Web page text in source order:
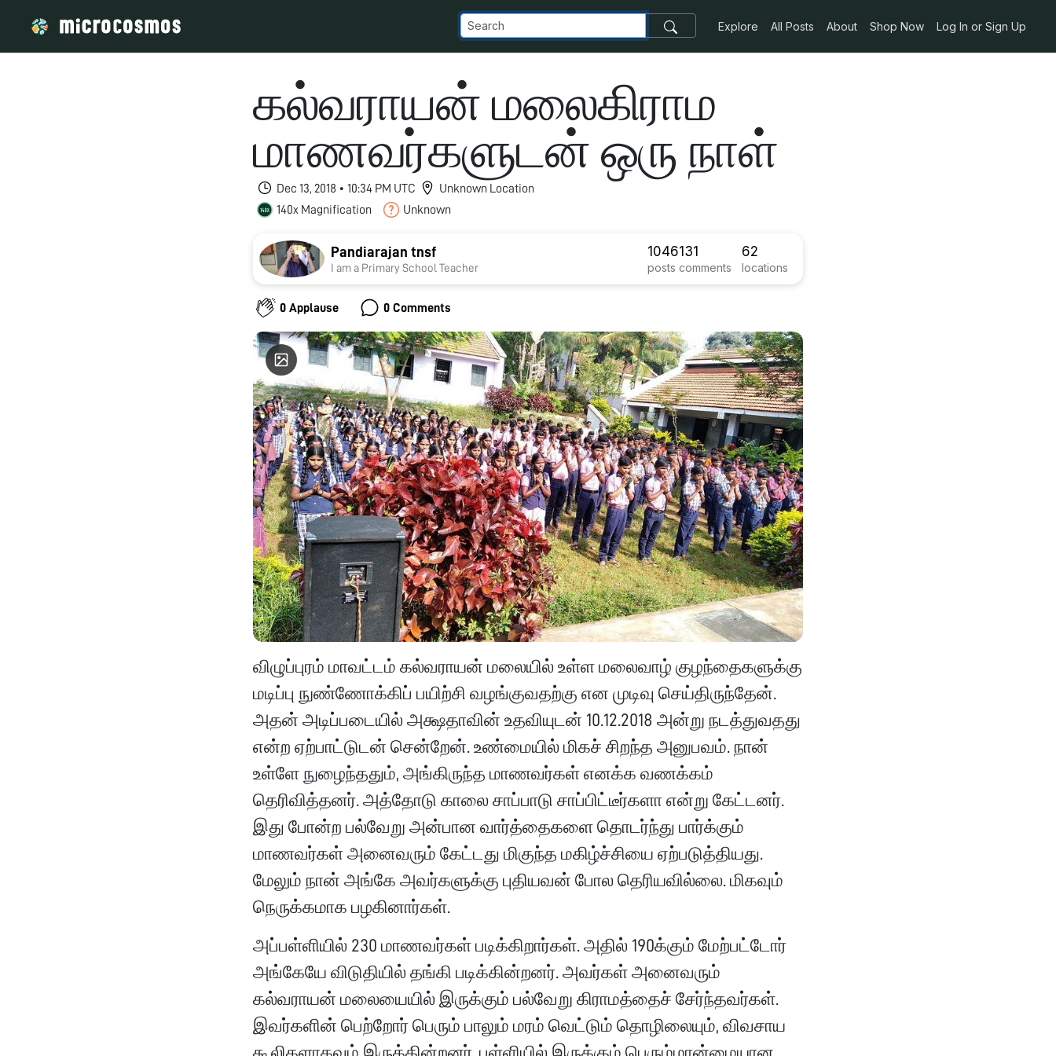
Explore All Posts About Shop Now Log In or Sign Up
கல்வராயன் மலைகிராம
மாணவர்களுடன் ஒரு நாள்
Dec 13, 2018 • 10:34 PM UTC
Unknown Location
140x Magnification
Unknown
Pandiarajan tnsf
I am a Primary School Teacher
1046
posts
131
comments
62
locations
0 Applause 0 Comments
விழுப்புரம் மாவட்டம் கல்வராயன் மலையில் உள்ள மலைவாழ் குழந்தைகளுக்கு
மடிப்பு நுண்ணோக்கிப் பயிற்சி வழங்குவதற்கு என முடிவு செய்திருந்தேன்.
அதன் அடிப்படையில் அக்ஷதாவின் உதவியுடன் 10.12.2018 அன்று நடத்துவதது
என்ற ஏற்பாட்டுடன் சென்றேன். உண்மையில் மிகச் சிறந்த அனுபவம். நான்
உள்ளே நுழைந்ததும், அங்கிருந்த மாணவர்கள் எனக்க வணக்கம்
தெரிவித்தனர். அத்தோடு காலை சாப்பாடு சாப்பிட்டீர்களா என்று கேட்டனர்.
இது போன்ற பல்வேறு அன்பான வார்த்தைகளை தொடர்ந்து பார்க்கும்
மாணவர்கள் அனைவரும் கேட்டது மிகுந்த மகிழ்ச்சியை ஏற்படுத்தியது.
மேலும் நான் அங்கே அவர்களுக்கு புதியவன் போல தெரியவில்லை. மிகவும்
நெருக்கமாக பழகினார்கள்.
அப்பள்ளியில் 230 மாணவர்கள் படிக்கிறார்கள். அதில் 190க்கும் மேற்பட்டோர்
அங்கேயே விடுதியில் தங்கி படிக்கின்றனர். அவர்கள் அனைவரும்
கல்வராயன் மலையையில் இருக்கும் பல்வேறு கிராமத்தைச் சேர்ந்தவர்கள்.
இவர்களின் பெற்றோர் பெரும் பாலும் மரம் வெட்டும் தொழிலையும், விவசாய
கூலிகளாகவும் இருக்கின்றனர். பள்ளியில் இருக்கும் பெரும்மான்மையான